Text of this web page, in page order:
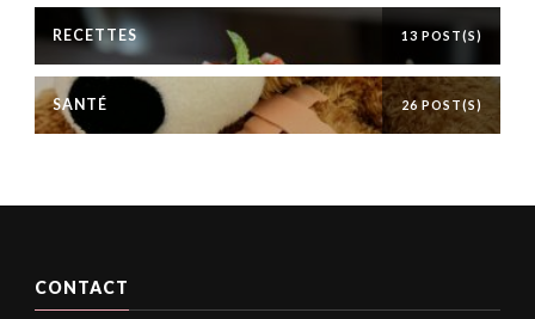
RECETTES 13 POST(S)
SANTÉ 26 POST(S)
CONTACT